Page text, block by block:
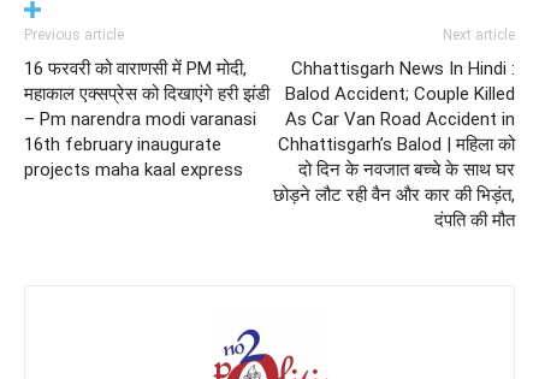
Previous article
16 फरवरी को वाराणसी में PM मोदी,
महाकाल एक्सप्रेस को दिखाएंगे हरी झंडी
– Pm narendra modi varanasi
16th february inaugurate
projects maha kaal express
Next article
Chhattisgarh News In Hindi :
Balod Accident; Couple Killed
As Car Van Road Accident in
Chhattisgarh’s Balod | महिला को
दो दिन के नवजात बच्चे के साथ घर
छोड़ने लौट रही वैन और कार की भिड़ंत,
दंपति की मौत